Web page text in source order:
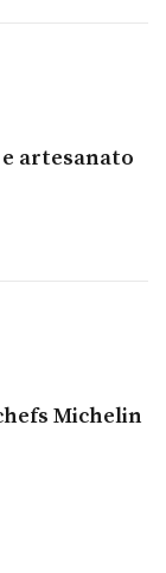
artesanato
Michelin